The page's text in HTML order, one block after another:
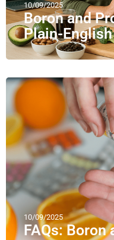
10/09/2025
Boron and
Plain-
10/09/2025
FAQs: Boron